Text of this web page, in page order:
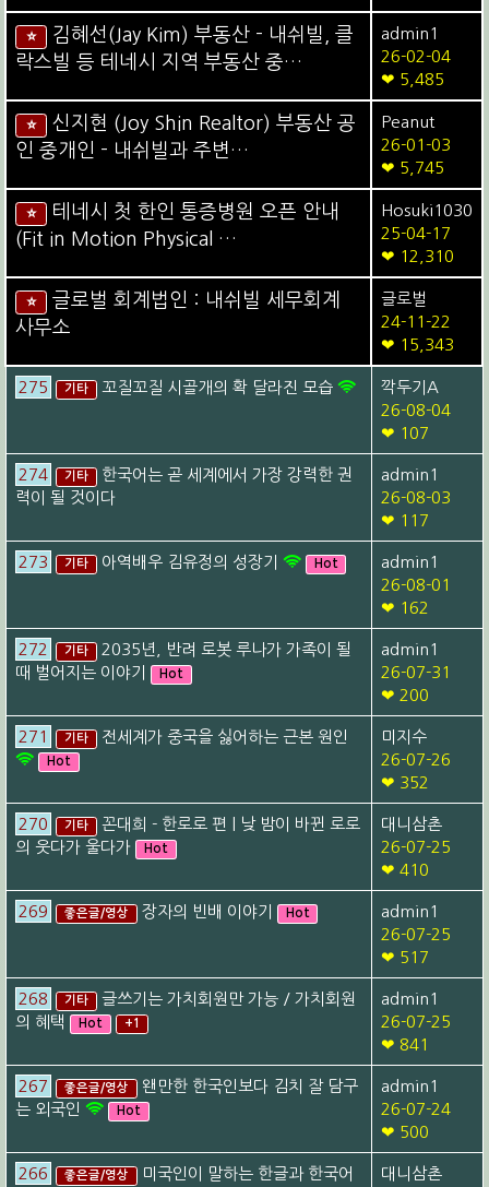
⭐
김혜선(Jay Kim) 부동산 - 내쉬빌, 클
락스빌 등 테네시 지역 부동산 중…
admin1
26-02-04
❤ 5,485
⭐
신지현 (Joy Shin Realtor) 부동산 공
인 중개인 - 내쉬빌과 주변…
Peanut
26-01-03
❤ 5,745
⭐
테네시 첫 한인 통증병원 오픈 안내
(Fit in Motion Physical …
Hosuki1030
25-04-17
❤ 12,310
⭐
글로벌 회계법인 : 내쉬빌 세무회계
사무소
글로벌
24-11-22
❤ 15,343
275 기타 꼬질꼬질 시골개의 확 달라진 모습
깍두기A
26-08-04
❤ 107
274 기타
한국어는 곧 세계에서 가장 강력한 권
력이 될 것이다
admin1
26-08-03
❤ 117
273 기타 아역배우 김유정의 성장기 Hot
admin1
26-08-01
❤ 162
272 기타
2035년, 반려 로봇 루나가 가족이 될
때 벌어지는 이야기
Hot
admin1
26-07-31
❤ 200
271 기타 전세계가 중국을 싫어하는 근본 원인
Hot
미지수
26-07-26
❤ 352
270 기타
꼰대희 - 한로로 편 | 낮 밤이 바뀐 로로
의 웃다가 울다가
Hot
대니삼촌
26-07-25
❤ 410
269 좋은글/영상 장자의 빈배 이야기 Hot
admin1
26-07-25
❤ 517
268 기타
글쓰기는 가치회원만 가능 / 가치회원
의 혜택
Hot +1
admin1
26-07-25
❤ 841
267 좋은글/영상
왠만한 한국인보다 김치 잘 담구
는 외국인
Hot
admin1
26-07-24
❤ 500
266 좋은글/영상 미국인이 말하는 한글과 한국어 대니삼촌